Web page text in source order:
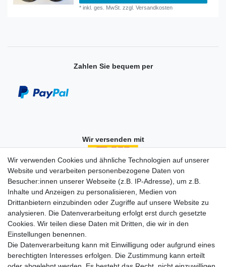
*inkl. ges. MwSt. zzgl.Versandkosten
Zahlen Sie bequem per
Wir versenden mit
Einkaufen
Zahlungsarten
Versandarten & -kosten
Widerrufsrecht
Warenkorb
Zur Kasse
Vertrag widerrufen
Wir verwenden Cookies und ähnliche Technologien auf unserer
Website und verarbeiten personenbezogene Daten von
Besucher:innen unserer Webseite (z.B. IP-Adresse), um z.B.
Inhalte und Anzeigen zu personalisieren, Medien von
Drittanbietern einzubinden oder Zugriffe auf unsere Website zu
analysieren. Die Datenverarbeitung erfolgt erst durch gesetzte
Cookies. Wir teilen diese Daten mit Dritten, die wir in den
Einstellungen benennen.
Die Datenverarbeitung kann mit Einwilligung oder aufgrund eines
berechtigten Interesses erfolgen. Die Zustimmung kann erteilt